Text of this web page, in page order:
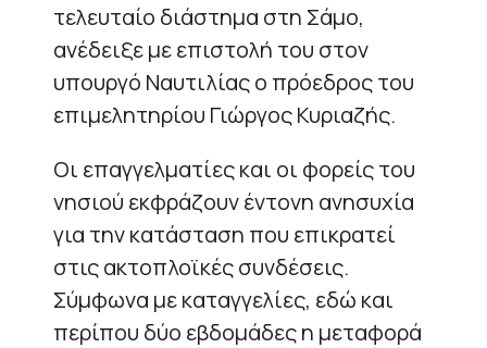
τελευταίο διάστημα στη Σάμο,
ανέδειξε με επιστολή του στον
υπουργό Ναυτιλίας ο πρόεδρος του
επιμελητηρίου Γιώργος Κυριαζής.
Οι επαγγελματίες και οι φορείς του
νησιού εκφράζουν έντονη ανησυχία
για την κατάσταση που επικρατεί
στις ακτοπλοϊκές συνδέσεις.
Σύμφωνα με καταγγελίες, εδώ και
περίπου δύο εβδομάδες η μεταφορά